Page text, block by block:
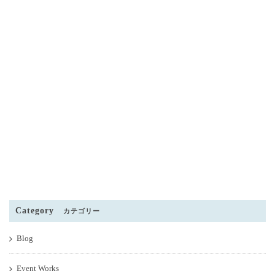
Category カテゴリー
Blog
Event Works